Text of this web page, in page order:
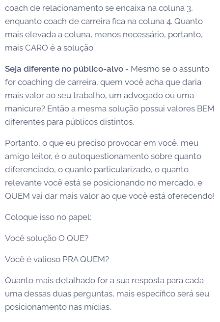
coach de relacionamento se encaixa na coluna 3,
enquanto coach de carreira fica na coluna 4. Quanto
mais elevada a coluna, menos necessário, portanto,
mais CARO é a solução.
Seja diferente no público-alvo - Mesmo se o assunto
for coaching de carreira, quem você acha que daria
mais valor ao seu trabalho, um advogado ou uma
manicure? Então a mesma solução possui valores BEM
diferentes para públicos distintos.
Portanto, o que eu preciso provocar em você, meu
amigo leitor, é o autoquestionamento sobre quanto
diferenciado, o quanto particularizado, o quanto
relevante você está se posicionando no mercado, e
QUEM vai dar mais valor ao que você está oferecendo!
Coloque isso no papel:
Você solução O QUE?
Você é valioso PRA QUEM?
Quanto mais detalhado for a sua resposta para cada
uma dessas duas perguntas, mais específico será seu
posicionamento nas mídias.